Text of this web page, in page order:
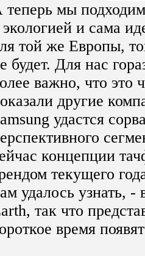
теперь мы
экологией и сама
той же Европы,
будет. Для нас
важно, что это
другие
удастся
концепции
текущего
удалось узнать, -
так что
время